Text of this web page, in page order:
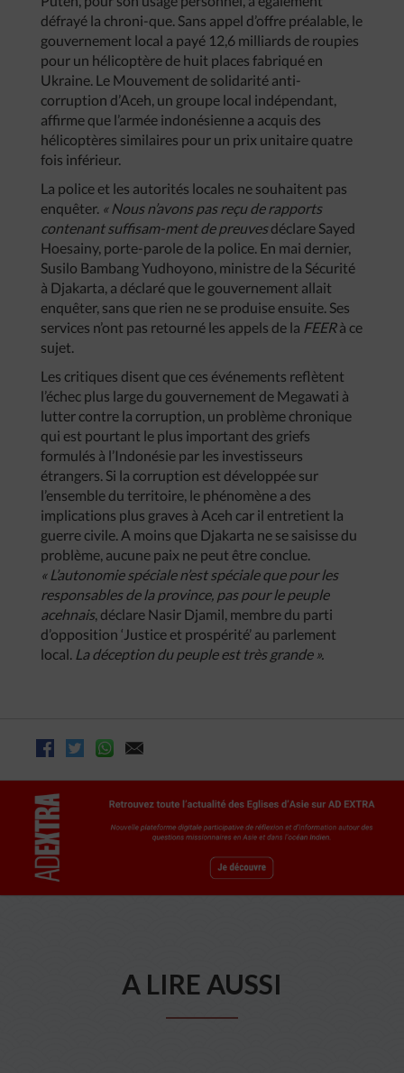
défrayé la chroni-que. Sans appel d’offre préalable, le
gouvernement local a payé 12,6 milliards de roupies
pour un hélicoptère de huit places fabriqué en
Ukraine. Le Mouvement de solidarité anti-
corruption d’Aceh, un groupe local indépendant,
affirme que l’armée indonésienne a acquis des
hélicoptères similaires pour un prix unitaire quatre
fois inférieur.
La police et les autorités locales ne souhaitent pas
enquêter. « Nous n’avons pas reçu de rapports
contenant suffisam-ment de preuvesdéclare Sayed
Hoesainy, porte-parole de la police. En mai dernier,
Susilo Bambang Yudhoyono, ministre de la Sécurité
à Djakarta, a déclaré que le gouvernement allait
enquêter, sans que rien ne se produise ensuite. Ses
services n’ont pas retourné les appels de la FEERà ce
sujet.
Les critiques disent que ces événements reflètent
l’échec plus large du gouvernement de Megawati à
lutter contre la corruption, un problème chronique
qui est pourtant le plus important des griefs
formulés à l’Indonésie par les investisseurs
étrangers. Si la corruption est développée sur
l’ensemble du territoire, le phénomène a des
implications plus graves à Aceh car il entretient la
guerre civile. A moins que Djakarta ne se saisisse du
problème, aucune paix ne peut être conclue.
« L’autonomie spéciale n’est spéciale que pour les
responsables de la province, pas pour le peuple
acehnais, déclare Nasir Djamil, membre du parti
d’opposition ‘Justice et prospérité’ au parlement
local. La déception du peuple est très grande ».
A LIRE AUSSI